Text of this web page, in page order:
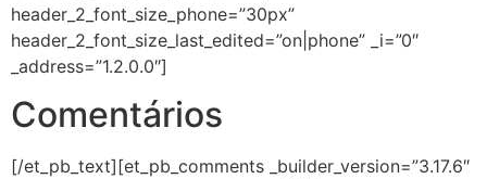
header_2_font_size_phone=”30px”
header_2_font_size_last_edited=”on|phone” _i=”0″
_address=”1.2.0.0″]
Comentários
[/et_pb_text][et_pb_comments _builder_version=”3.17.6″